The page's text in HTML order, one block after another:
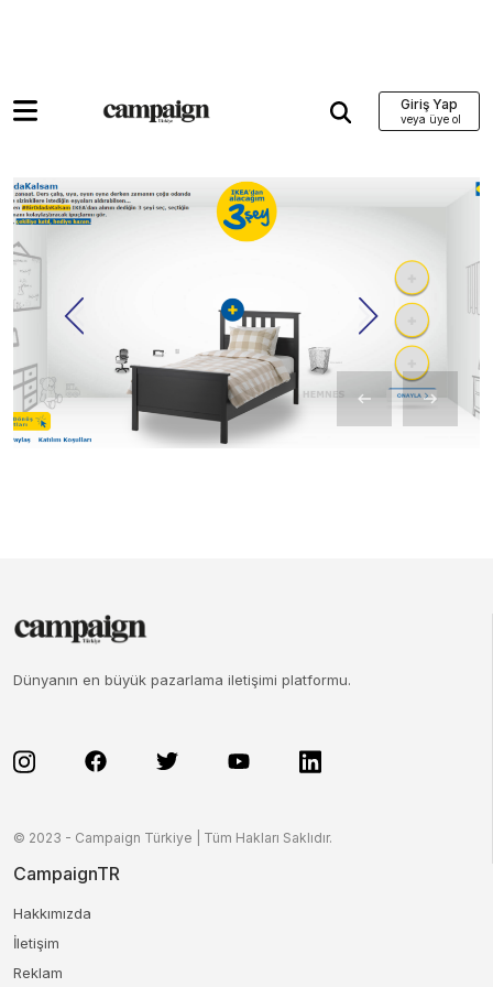
Giriş Yap
Dünyanın en büyük pazarlama iletişimi platformu.
© 2023 - Campaign Türkiye | Tüm Hakları Saklıdır.
CampaignTR
Hakkımızda
İletişim
Reklam